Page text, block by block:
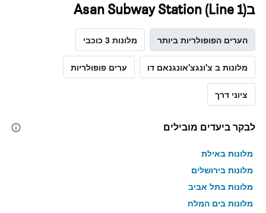
בAsan Subway Station (Line 1)
הערים הפופולריות ביותר מלונות 3 כוכבי
מלונות ב צ'ונגצ'אונגנאם דו ערים פופולריות
ציוני דרך
לבקר ביעדים מובילים
מלונות באילת
מלונות בירושלים
מלונות בתל אביב
מלונות בים המלח